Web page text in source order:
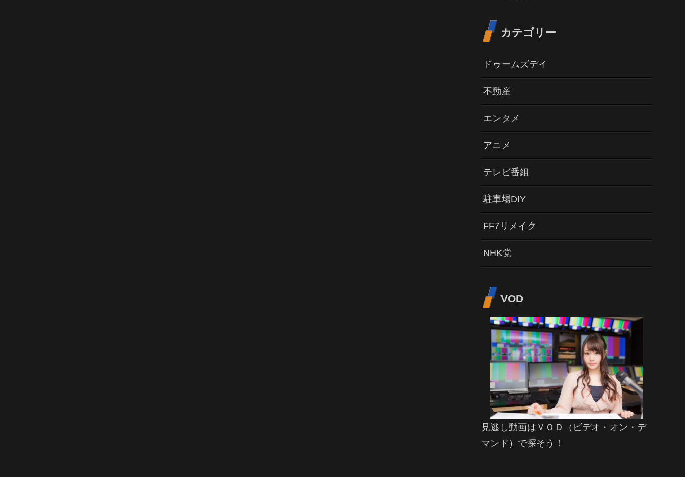
カテゴリー
ドゥームズデイ
不動産
エンタメ
アニメ
テレビ番組
駐車場DIY
FF7リメイク
NHK党
VOD
見逃し動画はＶＯＤ（ビデオ・オン・デ
マンド）で探そう！